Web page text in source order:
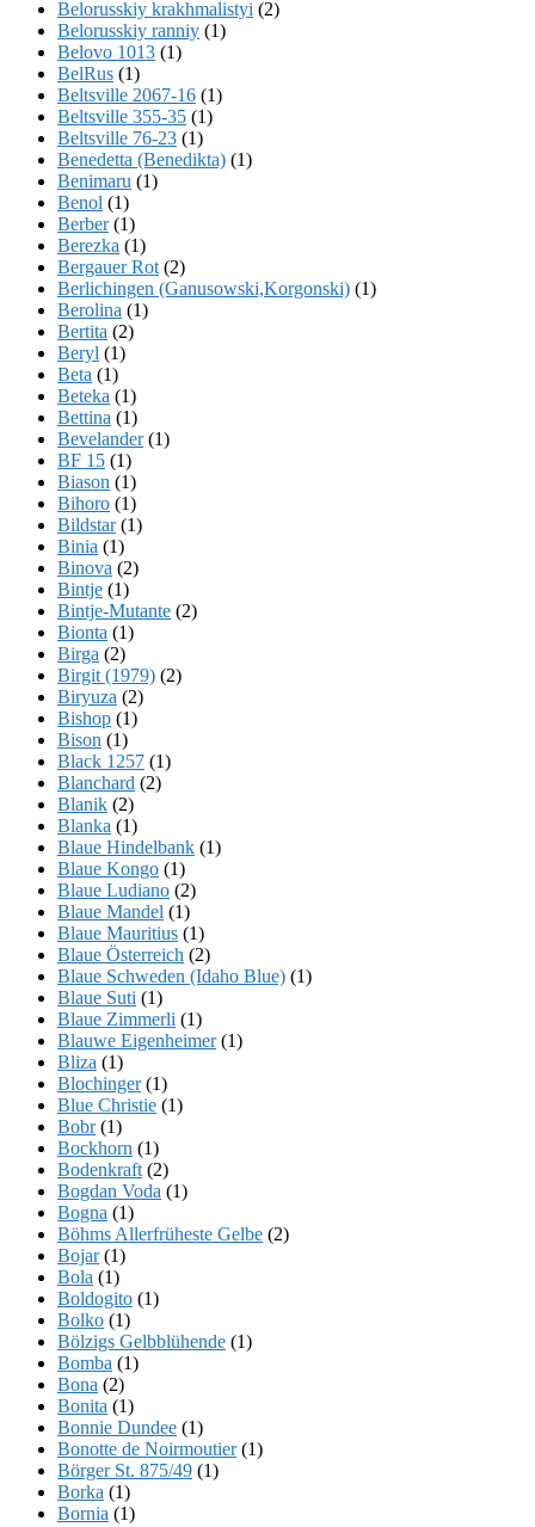
Belorusskiy krakhmalistyi (2)
Belorusskiy ranniy (1)
Belovo 1013 (1)
BelRus (1)
Beltsville 2067-16 (1)
Beltsville 355-35 (1)
Beltsville 76-23 (1)
Benedetta (Benedikta) (1)
Benimaru (1)
Benol (1)
Berber(1)
Berezka (1)
Bergauer Rot (2)
Berlichingen (Ganusowski,Korgonski) (1)
Berolina (1)
Bertita (2)
Beryl (1)
Beta (1)
Beteka (1)
Bettina (1)
Bevelander(1)
BF 15 (1)
Biason (1)
Bihoro (1)
Bildstar(1)
Binia (1)
Binova (2)
Bintje (1)
Bintje-Mutante (2)
Bionta (1)
Birga (2)
Birgit (1979) (2)
Biryuza (2)
Bishop (1)
Bison (1)
Black 1257 (1)
Blanchard (2)
Blanik (2)
Blanka (1)
Blaue Hindelbank (1)
Blaue Kongo (1)
Blaue Ludiano (2)
Blaue Mandel (1)
Blaue Mauritius (1)
Blaue Österreich (2)
Blaue Schweden (Idaho Blue) (1)
Blaue Suti (1)
Blaue Zimmerli (1)
Blauwe Eigenheimer(1)
Bliza (1)
Blochinger(1)
Blue Christie (1)
Bobr(1)
Bockhorn (1)
Bodenkraft (2)
Bogdan Voda (1)
Bogna (1)
Böhms Allerfrüheste Gelbe (2)
Bojar(1)
Bola (1)
Boldogito (1)
Bolko (1)
Bölzigs Gelbblühende (1)
Bomba (1)
Bona (2)
Bonita (1)
Bonnie Dundee (1)
Bonotte de Noirmoutier(1)
Börger St. 875/49 (1)
Borka (1)
Bornia (1)